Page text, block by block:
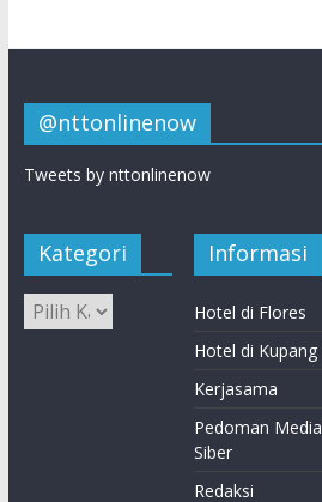
@nttonlinenow
Tweets by nttonlinenow
Kategori Informasi
Hotel di Flores
Hotel di Kupang
Kerjasama
Pedoman Media
Siber
Redaksi